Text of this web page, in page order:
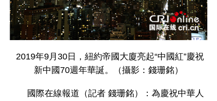
2019年9月30日，紐約帝國大廈亮起“中國紅”慶祝
新中國70週年華誕。（攝影：錢珊銘）
國際在線報道（記者 錢珊銘）：為慶祝中華人